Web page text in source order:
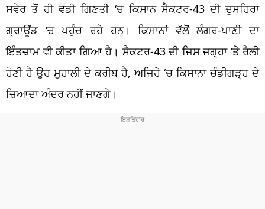
ਸਵੇਰ ਤੋਂ ਹੀ ਵੱਡੀ ਗਿਣਤੀ ‘ਚ ਕਿਸਾਨ ਸੈਕਟਰ-43 ਦੀ ਦੁਸਹਿਰਾ
ਗ੍ਰਾਊਂਡ ‘ਚ ਪਹੁੰਚ ਰਹੇ ਹਨ। ਕਿਸਾਨਾਂ ਵੱਲੋਂ ਲੰਗਰ-ਪਾਣੀ ਦਾ
ਇੰਤਜ਼ਾਮ ਵੀ ਕੀਤਾ ਗਿਆ ਹੈ। ਸੈਕਟਰ-43 ਦੀ ਜਿਸ ਜਗ੍ਹਾ ‘ਤੇ ਰੈਲੀ
ਹੋਣੀ ਹੈ ਉਹ ਮੁਹਾਲੀ ਦੇ ਕਰੀਬ ਹੈ, ਅਜਿਹੇ ‘ਚ ਕਿਸਾਨਾ ਚੰਡੀਗੜ੍ਹ ਦੇ
ਜ਼ਿਆਦਾ ਅੰਦਰ ਨਹੀਂ ਜਾਣਗੇ।